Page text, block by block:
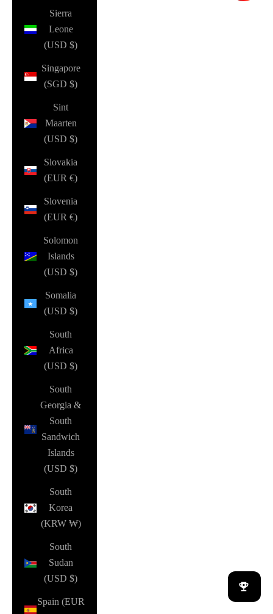
Sierra
Leone
(USD $)
Singapore
(SGD $)
Sint
Maarten
(USD $)
Slovakia
(EUR €)
Slovenia
(EUR €)
Solomon
Islands
(USD $)
Somalia
(USD $)
South
Africa
(USD $)
South
Georgia &
South
Sandwich
Islands
(USD $)
South
Korea
(KRW ₩)
South
Sudan
(USD $)
Spain (EUR